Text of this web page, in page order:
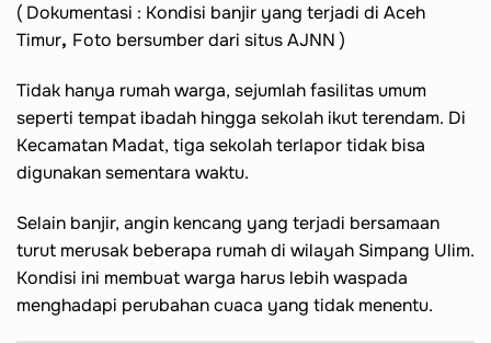
( Dokumentasi : Kondisi banjir yang terjadi di Aceh
Timur, Foto bersumber dari situs AJNN )
Tidak hanya rumah warga, sejumlah fasilitas umum
seperti tempat ibadah hingga sekolah ikut terendam. Di
Kecamatan Madat, tiga sekolah terlapor tidak bisa
digunakan sementara waktu.
Selain banjir, angin kencang yang terjadi bersamaan
turut merusak beberapa rumah di wilayah Simpang Ulim.
Kondisi ini membuat warga harus lebih waspada
menghadapi perubahan cuaca yang tidak menentu.